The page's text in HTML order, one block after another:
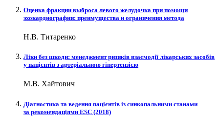
Оценка фракции выброса левого желудочка при помощи
эхокардиографии: преимущества и ограничения метода
Н.В. Титаренко
Ліки без шкоди: менеджмент ризиків взаємодії лікарських засобів
у пацієнтів з артеріальною гіпертензією
М.В. Хайтович
Діагностика та ведення пацієнтів із синкопальними станами
за рекомендаціями ESC (2018)